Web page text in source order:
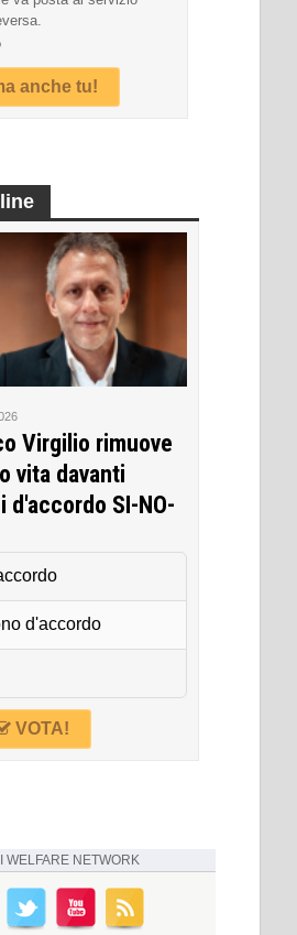
anche tu!
Virgilio rimuove
vita davanti
d'accordo SI-NO-
d'accordo
VOTA!
WELFARE NETWORK